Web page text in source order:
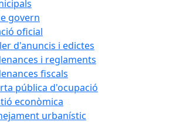
govern
oficial
d'anuncis i edictes
i reglaments
fiscals
pública d'ocupació
econòmica
urbanístic